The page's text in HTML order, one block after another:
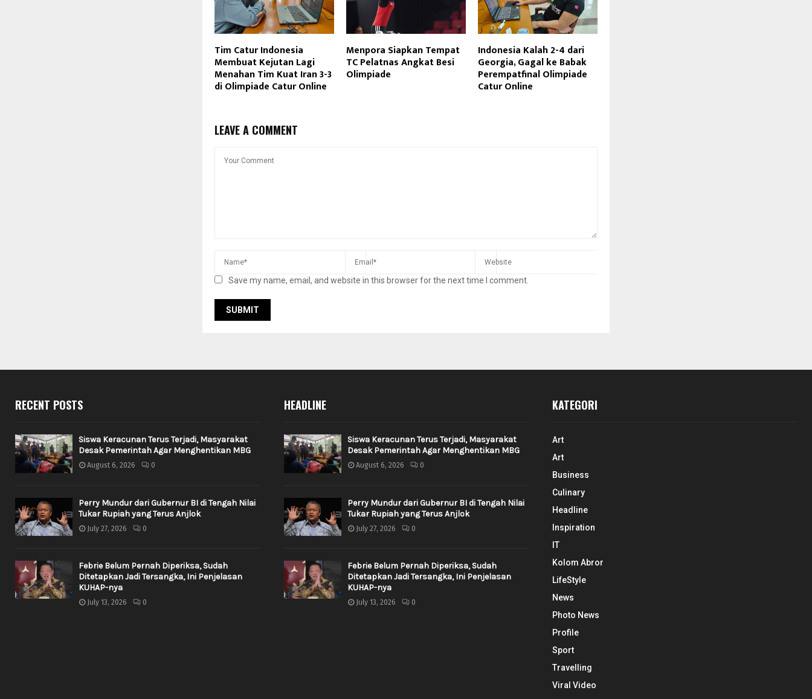
Tim Catur Indonesia
Membuat Kejutan Lagi
Menahan Tim Kuat Iran 3-3
di Olimpiade Catur Online
Menpora Siapkan Tempat
TC Pelatnas Angkat Besi
Olimpiade
Indonesia Kalah 2-4 dari
Georgia, Gagal ke Babak
Perempatfinal Olimpiade
Catur Online
LEAVE A COMMENT
Save my name, email, and website in this browser for the next time I comment.
RECENT POSTS
Siswa Keracunan Terus Terjadi, Masyarakat
Desak Pemerintah Agar Menghentikan MBG
August 6, 2026 0
Perry Mundur dari Gubernur BI di Tengah Nilai
Tukar Rupiah yang Terus Anjlok
July 27, 2026 0
Febrie Belum Pernah Diperiksa, Sudah
Ditetapkan Jadi Tersangka, Ini Penjelasan
KUHAP-nya
July 13, 2026 0
HEADLINE
Siswa Keracunan Terus Terjadi, Masyarakat
Desak Pemerintah Agar Menghentikan MBG
August 6, 2026 0
Perry Mundur dari Gubernur BI di Tengah Nilai
Tukar Rupiah yang Terus Anjlok
July 27, 2026 0
Febrie Belum Pernah Diperiksa, Sudah
Ditetapkan Jadi Tersangka, Ini Penjelasan
KUHAP-nya
July 13, 2026 0
KATEGORI
Art
Art
Business
Culinary
Headline
Inspiration
IT
Kolom Abror
LifeStyle
News
Photo News
Profile
Sport
Travelling
Viral Video